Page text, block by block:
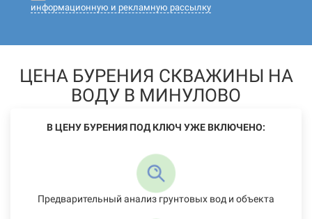
информационную и рекламную рассылку
ЦЕНА БУРЕНИЯ СКВАЖИНЫ НА
ВОДУ В МИНУЛОВО
В ЦЕНУ БУРЕНИЯ ПОД КЛЮЧ УЖЕ ВКЛЮЧЕНО:
Предварительный анализ грунтовых вод и объекта